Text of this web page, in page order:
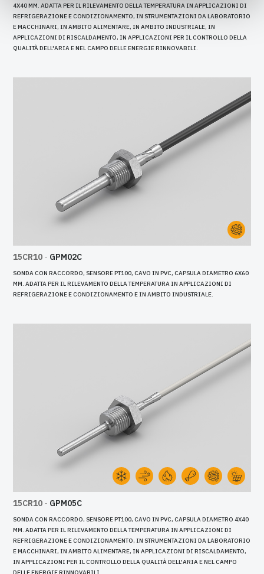
4X40 MM. ADATTA PER IL RILEVAMENTO DELLA TEMPERATURA IN APPLICAZIONI DI
REFRIGERAZIONE E CONDIZIONAMENTO, IN STRUMENTAZIONI DA LABORATORIO
E MACCHINARI, IN AMBITO ALIMENTARE, IN AMBITO INDUSTRIALE, IN
APPLICAZIONI DI RISCALDAMENTO, IN APPLICAZIONI PER IL CONTROLLO DELLA
QUALITÀ DELL'ARIA E NEL CAMPO DELLE ENERGIE RINNOVABILI.
15CR10 - GPM02C
SONDA CON RACCORDO, SENSORE PT100, CAVO IN PVC, CAPSULA DIAMETRO 6X60
MM. ADATTA PER IL RILEVAMENTO DELLA TEMPERATURA IN APPLICAZIONI DI
REFRIGERAZIONE E CONDIZIONAMENTO E IN AMBITO INDUSTRIALE.
15CR10 - GPM05C
SONDA CON RACCORDO, SENSORE PT100, CAVO IN PVC, CAPSULA DIAMETRO 4X40
MM. ADATTA PER IL RILEVAMENTO DELLA TEMPERATURA IN APPLICAZIONI DI
REFRIGERAZIONE E CONDIZIONAMENTO, IN STRUMENTAZIONI DA LABORATORIO
E MACCHINARI, IN AMBITO ALIMENTARE, IN APPLICAZIONI DI RISCALDAMENTO,
IN APPLICAZIONI PER IL CONTROLLO DELLA QUALITÀ DELL'ARIA E NEL CAMPO